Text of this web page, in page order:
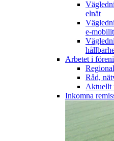
elnät
e-
Arbetet i
Råd,
Aktuellt
Inkomna